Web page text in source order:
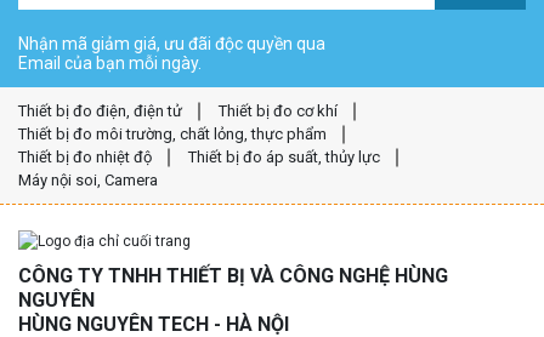
Nhận mã giảm giá, ưu đãi độc quyền qua
Email của bạn mỗi ngày.
Thiết bị đo điện, điện tử
Thiết bị đo cơ khí
Thiết bị đo môi trường, chất lỏng, thực phẩm
Thiết bị đo nhiệt độ
Thiết bị đo áp suất, thủy lực
Máy nội soi, Camera
CÔNG TY TNHH THIẾT BỊ VÀ CÔNG NGHỆ HÙNG
NGUYÊN
HÙNG NGUYÊN TECH - HÀ NỘI